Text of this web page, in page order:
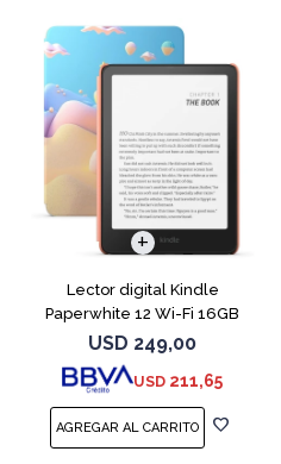
Lector digital Kindle
Paperwhite 12 Wi-Fi 16GB
Starfish
USD 249,00
USD 211,65